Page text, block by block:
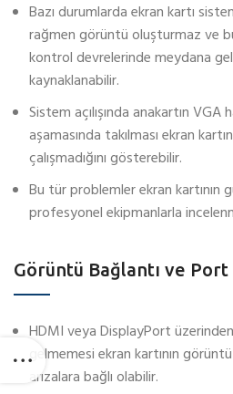
Bazı durumlarda ekran kartı
rağmen görüntü oluşturmaz ve
kontrol devrelerinde meydana
kaynaklanabilir.
Sistem açılışında anakartın
aşamasında takılması ekran
çalışmadığını gösterebilir.
Bu tür problemler ekran kartının
profesyonel ekipmanlarla
Görüntü Bağlantı ve Port
HDMI veya DisplayPort
gelmemesi ekran kartının
arızalara bağlı olabilir.